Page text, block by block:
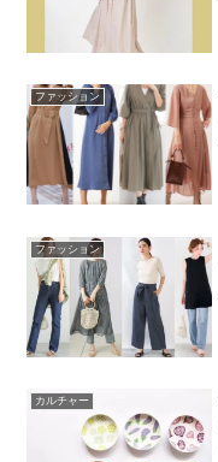
ファッション
ファッション
カルチャー